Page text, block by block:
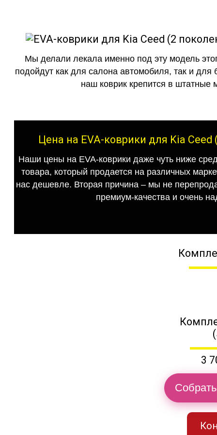
Мы делали лекала именно под эту модель
подойдут как для салона автомобиля, так и для
наш коврик крепится в штатные
Цена на EVA-коврики для Kia
Наши цены на EVA-коврики даже чуть ниже
товара, который продается на различных
нас дешевле. Вторая причина – мы не
премиум-качества и очень
3